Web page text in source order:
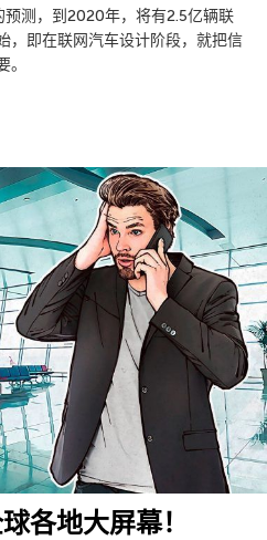
测，到2020年，将有2.5亿辆联
，即在联网汽车设计阶段，就把信
各地大屏幕！